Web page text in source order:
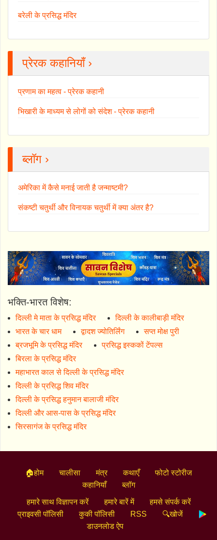
बरेली के प्रसिद्ध मंदिर
प्रेरक कहानियाँ ›
प्रणाम का महत्व - प्रेरक कहानी
भिखारी के माध्यम से लोगों को संदेश - प्रेरक कहानी
ब्लॉग ›
अमेरिका में कैसे मनाई जाती है जन्माष्टमी?
संकष्टी चतुर्थी और विनायक चतुर्थी में क्या अंतर है?
भक्ति-भारत विशेष:
दिल्ली मे माता के प्रसिद्ध मंदिर
दिल्ली के कालीबाड़ी मंदिर
भारत के चार धाम
द्वादश ज्योतिर्लिंग
सप्त मोक्ष पुरी
ब्रजभूमि के प्रसिद्ध मंदिर
प्रसिद्ध इस्ककों टेंपल्स
बिरला के प्रसिद्ध मंदिर
महाभारत काल से दिल्ली के प्रसिद्ध मंदिर
दिल्ली के प्रसिद्ध शिव मंदिर
दिल्ली के प्रसिद्ध हनुमान बालाजी मंदिर
दिल्ली और आस-पास के प्रसिद्ध मंदिर
सिरसागंज के प्रसिद्ध मंदिर
🏠होम चालीसा मंत्र कथाएँ
फोटो स्टोरीज
कहानियाँ
ब्लॉग
हमारे साथ विज्ञापन करें हमारे बारें में
हमसे संपर्क करें
प्राइवसी पॉलिसी
कुकी पॉलिसी RSS
🔍खोजें
डाउनलोड ऐप